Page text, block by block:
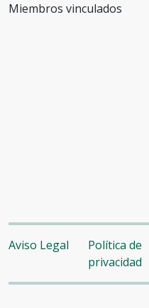
Miembros vinculados
Aviso Legal
Política de
privacidad